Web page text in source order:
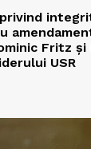
Fritz și
USR